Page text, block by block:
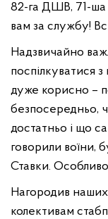
82-га ДШВ, 71-ша
вам за службу!
Надзвичайно
поспілкуватися
дуже корисно –
безпосередньо,
достатньо і що
говорили воїни,
Ставки.
Нагородив наших
колективам